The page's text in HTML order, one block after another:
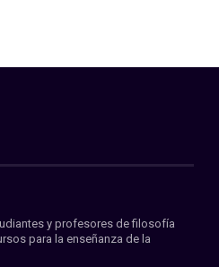
y profesores de filosofía
para la enseñanza de la